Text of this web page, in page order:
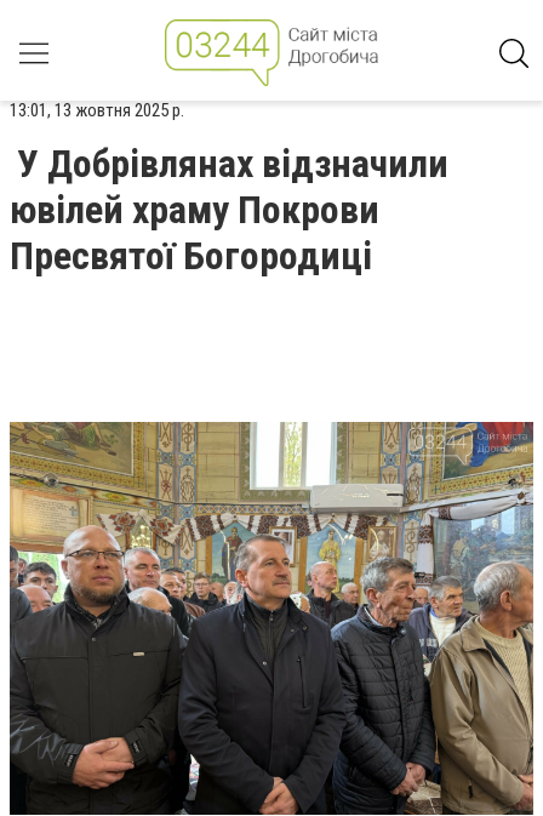
13:01, 13 жовтня 2025 р.
У Добрівлянах відзначили
ювілей храму Покрови
Пресвятої Богородиці